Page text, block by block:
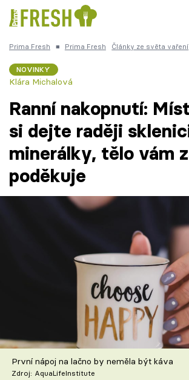
Česká kuchyně
Témata
Recepty
TV Program
Recepty z TV
Speciál: Cuketa
Těhotnej kuchař
Prima Fresh ■ Prima Fresh Články ze světa vaření
NOVINKY
Klára Michalová
Ranní nakopnutí:
si dejte raději
minerálky, tělo vám
poděkuje
První nápoj na lačno by neměla být káva
Zdroj: AquaLifeInstitute